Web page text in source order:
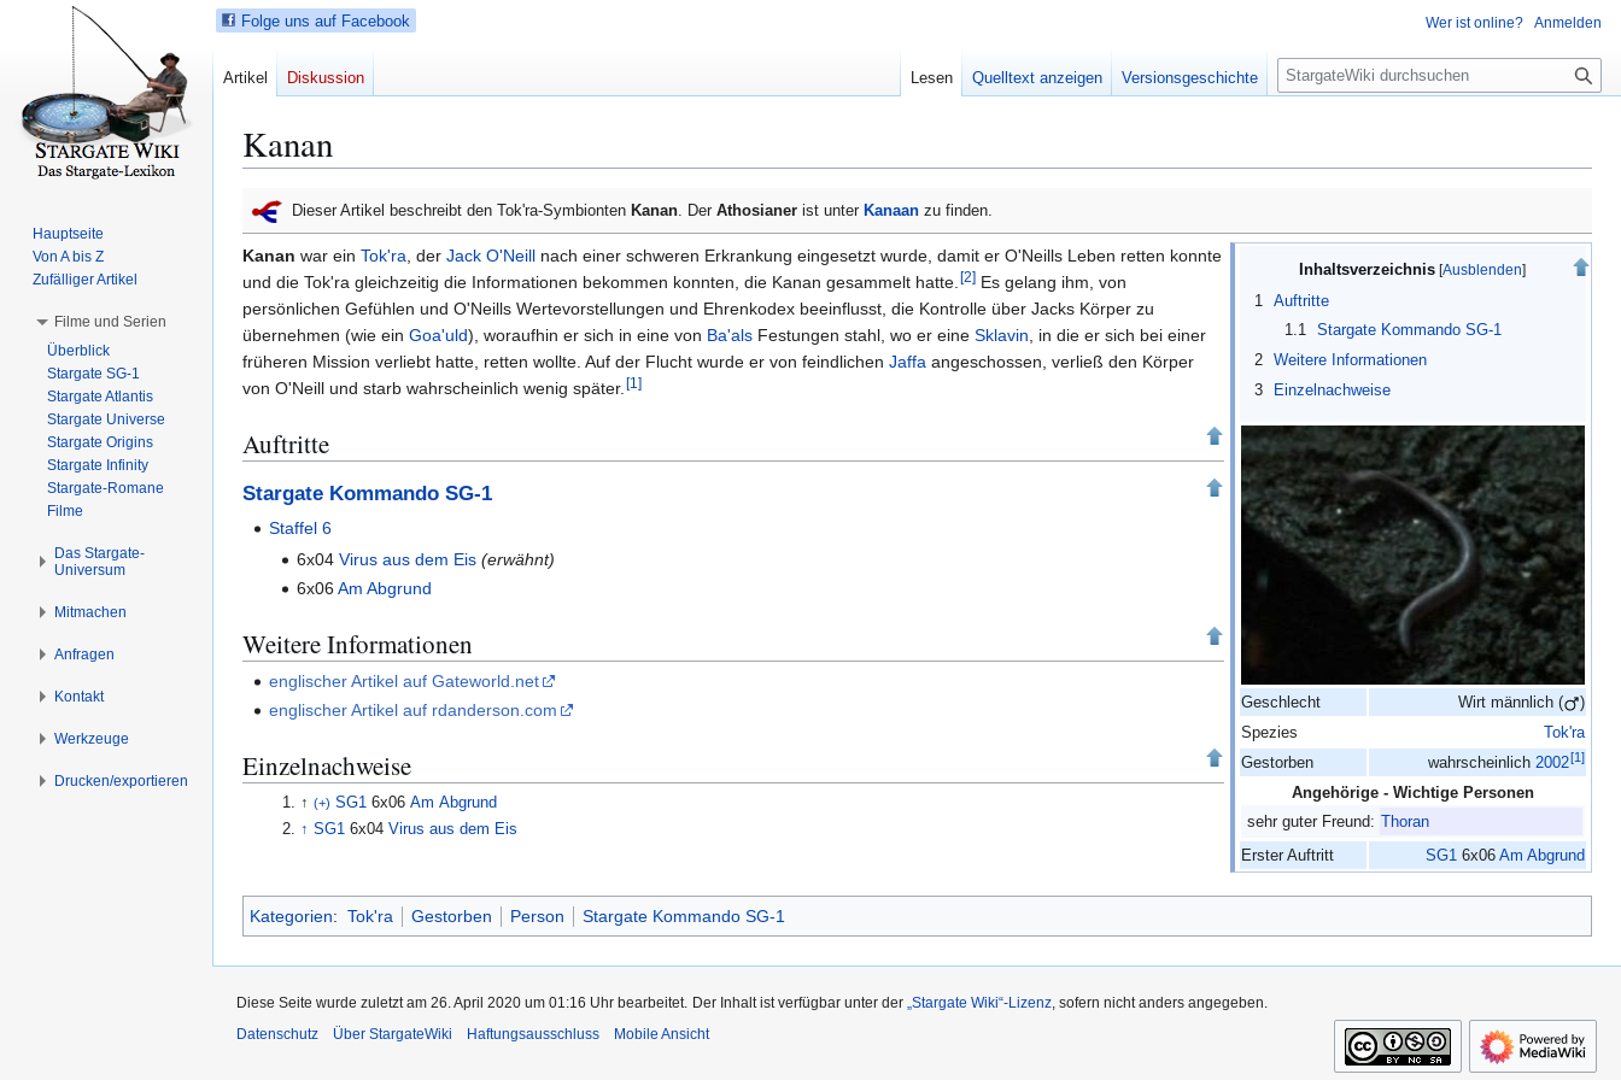
Kanan
r
N
a
v
i
g
i
o
n
r
S
u
c
h
e
p
r
i
Dieser Artikel beschreibt den Tok'ra-Symbionten Kanan. Der Athosianer ist unter Kanaan zu finden.
Inhaltsverzeichnis
1
Auftritte
1.1
Stargate Kommando SG-1
2
Weitere Informationen
3
Einzelnachweise
Geschlecht Wirt männlich (
)
Spezies
Tok'ra
Gestorben
wahrscheinlich 2002[1]
Angehörige - Wichtige Personen
sehr guter Freund: Thoran
Erster Auftritt
SG1 6x06 Am Abgrund
Kanan war ein Tok'ra, der Jack O'Neill nach einer schweren Erkrankung eingesetzt wurde, damit er O'Neills Leben retten konnte
und die Tok'ra gleichzeitig die Informationen bekommen konnten, die Kanan gesammelt hatte.[2] Es gelang ihm, von
persönlichen Gefühlen und O'Neills Wertevorstellungen und Ehrenkodex beeinflusst, die Kontrolle über Jacks Körper zu
übernehmen (wie ein Goa'uld), woraufhin er sich in eine von Ba'als Festungen stahl, wo er eine Sklavin, in die er sich bei einer
früheren Mission verliebt hatte, retten wollte. Auf der Flucht wurde er von feindlichen Jaffa angeschossen, verließ den Körper
von O'Neill und starb wahrscheinlich wenig später.[1 ]
Auftritte
Stargate Kommando SG-1
Staffel 6
6x04 Virus aus dem Eis (erwähnt)
6x06 Am Abgrund
Weitere Informationen
englischer Artikel auf Gateworld.net
englischer Artikel auf rdanderson.com
Einzelnachweise
↑ (+) SG1 6x06 Am Abgrund
↑ SG1 6x04 Virus aus dem Eis
Kategorien: Tok'ra Gestorben Person Stargate Kommando SG-1
Folge uns auf Facebook Wer ist online? Anmelden
Artikel Diskussion Lesen Quelltext anzeigen Versionsgeschichte
S
u
e
Hauptseite
Von A bis Z
Zufälliger Artikel
Filme und Serien
Überblick
Stargate SG-1
Stargate Atlantis
Stargate Universe
Stargate Origins
Stargate Infinity
Stargate-Romane
Filme
Das Stargate-
Universum
Mitmachen
Anfragen
Kontakt
Werkzeuge
Drucken/­exportieren
Diese Seite wurde zuletzt am 26. April 2020 um 01:16 Uhr bearbeitet. Der Inhalt ist verfügbar unter der „Stargate Wiki“-Lizenz, sofern nicht anders angegeben.
Datenschutz
Über StargateWiki Haftungsausschluss Mobile Ansicht